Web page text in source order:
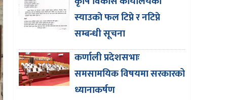
स्याउकाे फल टिप्ने र नटिप्ने
सम्बन्धी सूचना
कर्णाली प्रदेशसभाः
समसामयिक विषयमा सरकारको
ध्यानाकर्षण